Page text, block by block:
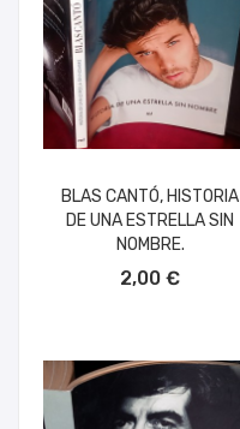
BLAS CANTÓ, HISTORIA
DE UNA ESTRELLA SIN
NOMBRE.
2,00 €